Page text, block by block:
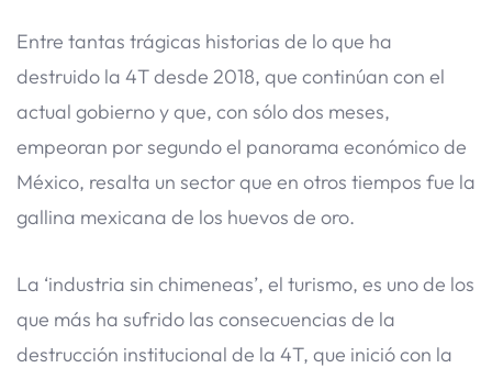
Entre tantas trágicas historias de lo que ha
destruido la 4T desde 2018, que continúan con el
actual gobierno y que, con sólo dos meses,
empeoran por segundo el panorama económico de
México, resalta un sector que en otros tiempos fue la
gallina mexicana de los huevos de oro.
La ‘industria sin chimeneas’, el turismo, es uno de los
que más ha sufrido las consecuencias de la
destrucción institucional de la 4T, que inició con la